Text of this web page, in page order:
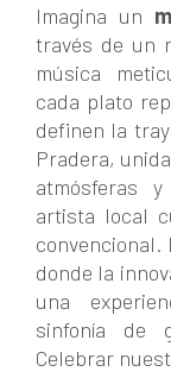
Imagina un
través de un
música
cada plato
definen la
Pradera,
atmósferas
artista local
donde la
una
sinfonía de
Celebrar